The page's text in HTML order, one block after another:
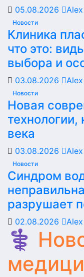
05.08.2026 Alex
Новости
Клиника
что это:
выбора и
03.08.2026 Alex
Новости
Новая
технологии,
века
03.08.2026 Alex
Новости
Синдром
разрушает
02.08.2026 Alex
⚕️